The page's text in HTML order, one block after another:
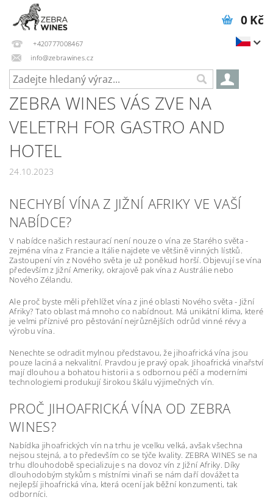
+420777008467
info@zebrawines.cz
0 Kč
ZEBRA WINES VÁS ZVE NA
VELETRH FOR GASTRO AND
HOTEL
24.10.2023
NECHYBÍ VÍNA Z JIŽNÍ AFRIKY VE VAŠÍ
NABÍDCE?
V nabídce našich restaurací není nouze o vína ze Starého světa -
zejména vína z Francie a Itálie najdete ve většině vinných lístků.
Zastoupení vín z Nového světa je už poněkud horší. Objevují se vína
především z Jižní Ameriky, okrajově pak vína z Austrálie nebo
Nového Zélandu.
Ale proč byste měli přehlížet vína z jiné oblasti Nového světa - Jižní
Afriky? Tato oblast má mnoho co nabídnout. Má unikátní klima, které
je velmi příznivé pro pěstování nejrůznějších odrůd vinné révy a
výrobu vína.
Nenechte se odradit mylnou představou, že jihoafrická vína jsou
pouze laciná a nekvalitní. Pravdou je pravý opak. Jihoafrická vinařství
mají dlouhou a bohatou historii a s odbornou péčí a moderními
technologiemi produkují širokou škálu výjimečných vín.
PROČ JIHOAFRICKÁ VÍNA OD ZEBRA
WINES?
Nabídka jihoafrických vín na trhu je vcelku velká, avšak všechna
nejsou stejná, a to především co se týče kvality. ZEBRA WINES se na
trhu dlouhodobě specializuje s na dovoz vín z Jižní Afriky. Díky
dlouhodobým stykům s místními vinaři se nám daří dovážet ta
nejlepší jihoafrická vína, která ocení jak běžní konzumenti, tak
odborníci.